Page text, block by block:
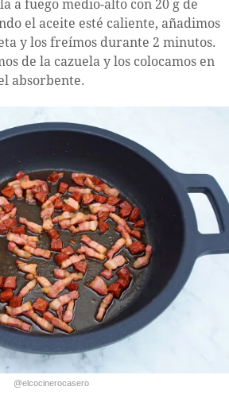
a fuego medio-alto con 20 g de
el aceite esté caliente, añadimos
y los freímos durante 2 minutos.
de la cazuela y los colocamos en
absorbente.
@elcocinerocasero